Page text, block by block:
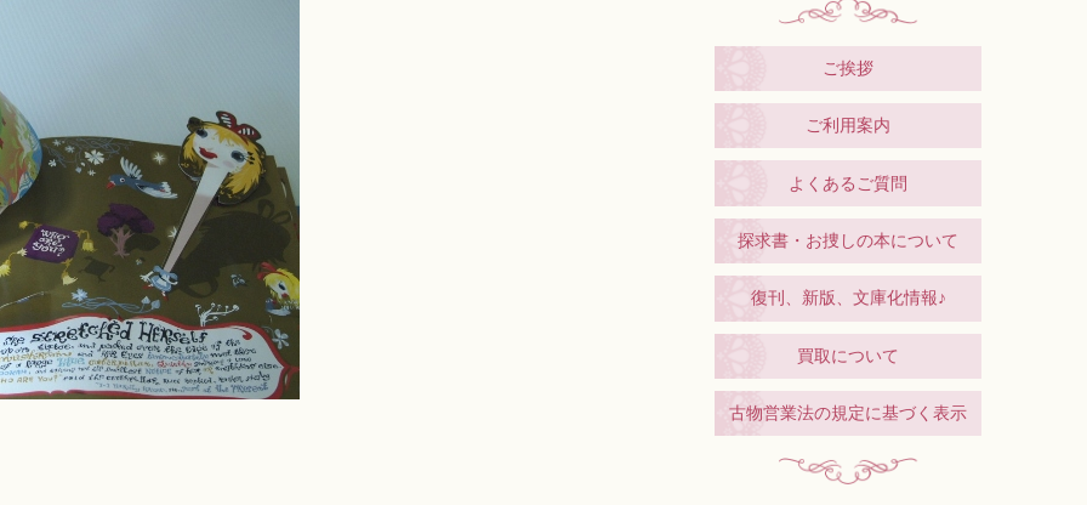
ご挨拶
ご利用案内
よくあるご質問
探求書・お捜しの本について
復刊、新版、文庫化情報♪
買取について
古物営業法の規定に基づく表示